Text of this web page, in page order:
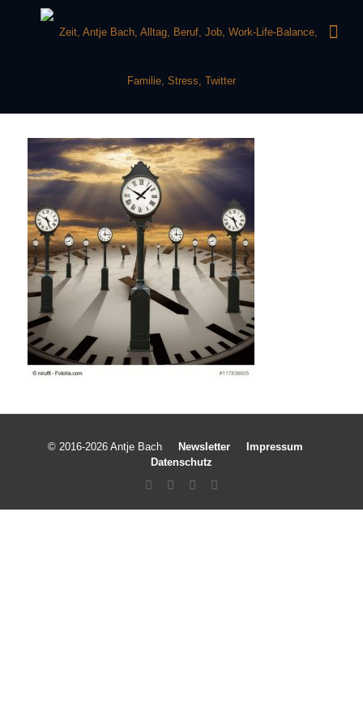
© 2016-2026 Antje Bach Newsletter
Impressum
Datenschutz